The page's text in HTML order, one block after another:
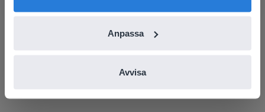
Anpassa
Avvisa
Bas-10-block